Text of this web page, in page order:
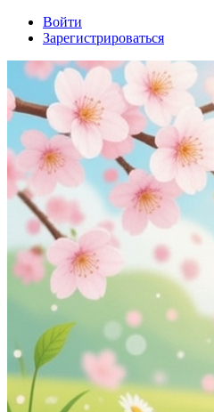
Войти
Зарегистрироваться